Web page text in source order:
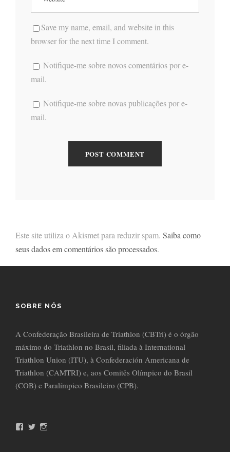
Save my name, email, and website in this
browser for the next time I comment.
Notifique-me sobre novos comentários por e-
mail.
Notifique-me sobre novas publicações por e-
mail.
Este site utiliza o Akismet para reduzir spam. Saiba como
seus dados em comentários são processados.
SOBRE NÓS
A Confederação Brasileira de Triathlon (CBTri) é o órgão
máximo do Triathlon no Brasil, filiada à International
Triathlon Union (ITU), à Confederación Americana de
Triathlon (CAMTRI) e, aos Comitês Olímpico do Brasil
(COB) e Paralímpico Brasileiro (CPB).
T